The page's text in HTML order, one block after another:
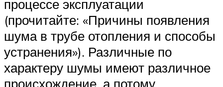
процессе эксплуатации
(прочитайте: «Причины появления
шума в трубе отопления и способы
устранения»). Различные по
характеру шумы имеют различное
происхождение, а потому